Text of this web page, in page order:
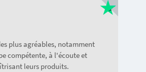
plus agréables, notamment
compétente, à l'écoute et
leurs produits.